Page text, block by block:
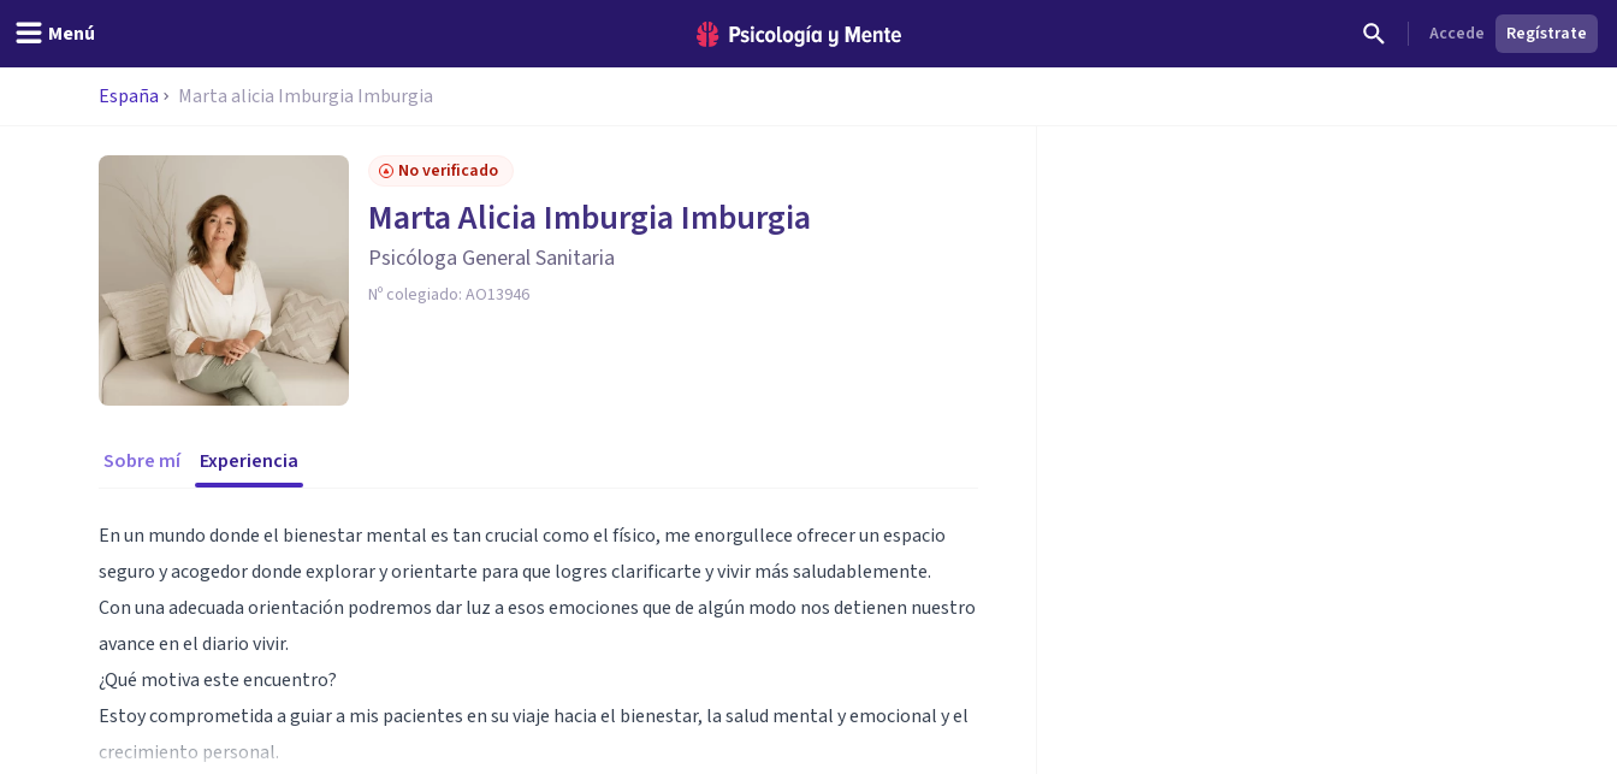
Menú Accede Regístrate
España Marta alicia Imburgia Imburgia
No verificado
Marta Alicia Imburgia Imburgia
Psicóloga General Sanitaria
Nº colegiado: AO13946
Sobre mí Experiencia
En un mundo donde el bienestar mental es tan crucial como el físico, me enorgullece ofrecer un espacio
seguro y acogedor donde explorar y orientarte para que logres clarificarte y vivir más saludablemente.
Con una adecuada orientación podremos dar luz a esos emociones que de algún modo nos detienen nuestro
avance en el diario vivir.
¿Qué motiva este encuentro?
Estoy comprometida a guiar a mis pacientes en su viaje hacia el bienestar, la salud mental y emocional y el
crecimiento personal.